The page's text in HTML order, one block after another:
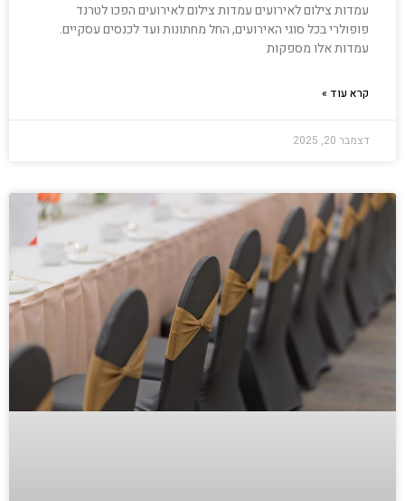
עמדות צילום לאירועים עמדות צילום לאירועים הפכו לטרנד
פופולרי בכל סוגי האירועים, החל מחתונות ועד לכנסים עסקיים.
עמדות אלו מספקות
קרא עוד »
דצמבר 20, 2025